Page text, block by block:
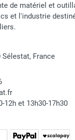
de matériel et
et l'industrie
Sélestat, France
12h et 13h30-17h30